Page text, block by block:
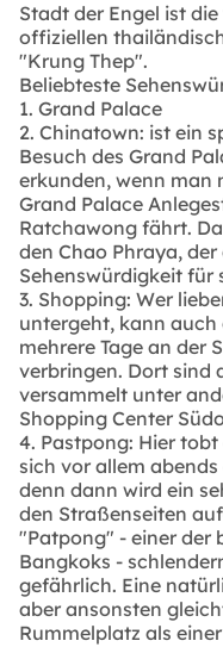
Stadt der Engel ist
offiziellen
"Krung Thep".
Beliebteste
1. Grand Palace
2. Chinatown: ist ein
Besuch des Grand
erkunden, wenn man
Grand Palace
Ratchawong fährt.
den Chao Phraya,
Sehenswürdigkeit für
3. Shopping: Wer
untergeht, kann auch
mehrere Tage an der
verbringen. Dort sind
versammelt unter
Shopping Center
4. Pastpong: Hier
sich vor allem
denn dann wird ein
den Straßenseiten
"Patpong" - einer der
Bangkoks -
gefährlich. Eine
aber ansonsten
Rummelplatz als